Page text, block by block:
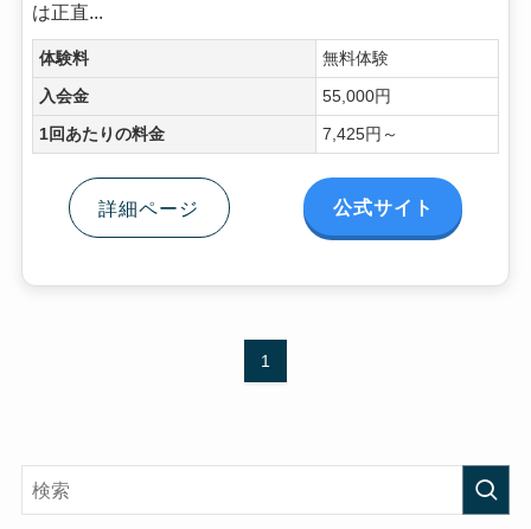
は正直...
体験料 無料体験
入会金 55,000円
1回あたりの料金 7,425円～
詳細ページ 公式サイト
1